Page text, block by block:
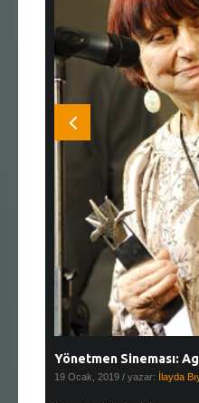
Yönetmen Sineması:
19 Ocak, 2019 / yazar: İlayda